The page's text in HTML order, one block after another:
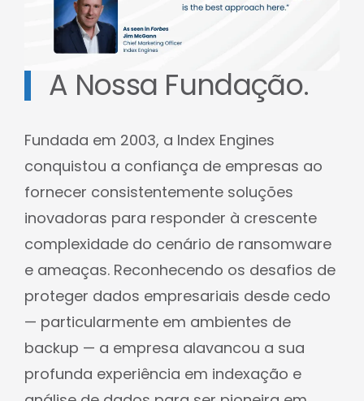
A Nossa Fundação.
Fundada em 2003, a Index Engines
conquistou a confiança de empresas ao
fornecer consistentemente soluções
inovadoras para responder à crescente
complexidade do cenário de ransomware
e ameaças. Reconhecendo os desafios de
proteger dados empresariais desde cedo
— particularmente em ambientes de
backup — a empresa alavancou a sua
profunda experiência em indexação e